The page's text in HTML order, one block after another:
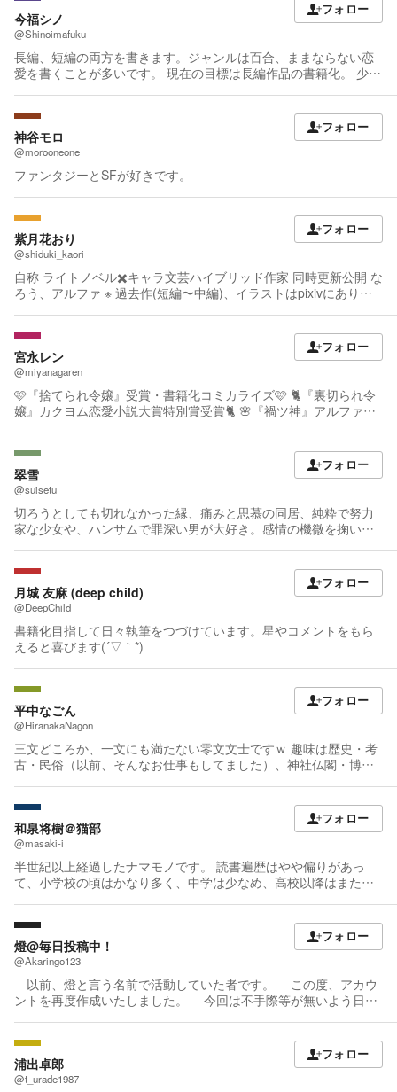
今福シノ
@Shinoimafuku
長編、短編の両方を書きます。ジャンルは百合、ままならない恋
愛を書くことが多いです。 現在の目標は長編作品の書籍化。 少し
るので、お気軽にフォローなど、よろしくお願いします。 以下に
私が関わらせていただいた書籍等を掲載しております。リンクよ
りぜひお買い求めください！ 【好評発売中】5分で読書 通学路、
振り返るとそこにいる（短編収録）、月刊コミックフラッパー
2023年11月号（コミカライズ短編掲載） 5分で読書 振り返るとそ
こにいる https://kakuyomu.jp/publication/entry/2021080502 月刊
コミックフラッパー2023年11月号 https://comic-
flapper.com/magazine/flapper-11239.html サイトに掲載されてい
る文章の著作権は原則として《今福シノ》に帰属します。無断で
の複製・製造・使用を全面的に禁止します。 The copyright of all
text on this site belongs to 《今福シノ》. I wholly forbid the
reproduction and manufacturing, and use of my work without
permission. 本網站的所有圖片、文章的版權帰《今福シノ》所有、
未經許可禁止拷貝或使用和銷售. 이 웹 사이트에 게재의 사진, 일러
스트, 문장의 저작권자는 《今福シノ》에 귀속합니다. 무단전재·카
피·판매를 금지합니다.
フォロー
神谷モロ
@morooneone
ファンタジーとSFが好きです。
フォロー
紫月花おり
@shiduki_kaori
自称 ライトノベル✖️キャラ文芸ハイブリッド作家 同時更新公開 な
ろう、アルファ ※ 過去作(短編〜中編)、イラストはpixivにありま
フォロー
宮永レン
@miyanagaren
🩷『捨てられ令嬢』受賞・書籍化コミカライズ🩷 🐈『裏切られ令
嬢』カクヨム恋愛小説大賞特別賞受賞🐈 🌸『禍ツ神』アルファポ
ッピーエンド至上主義です❤️ ※本サイトに掲載している全ての作
品において、無断転載、AI学習を一切禁止します。 Unauthorized
reproduction and AI learning of all my works posted on this site is
strictly prohibited.
フォロー
翠雪
@suisetu
切ろうとしても切れなかった縁、痛みと思慕の同居、純粋で努力
家な少女や、ハンサムで罪深い男が大好き。感情の機微を掬いと
フォロー
月城 友麻 (deep child)
@DeepChild
書籍化目指して日々執筆をつづけています。星やコメントをもら
えると喜びます(´▽｀*)
フォロー
平中なごん
@HiranakaNagon
三文どころか、一文にも満たない零文文士ですｗ 趣味は歴史・考
古・民俗（以前、そんなお仕事もしてました）、神社仏閣・博物
なって仕方ありませんｗ ファンタジ、ホラー、ミステリ～コメデ
ィ、ラブコメ、時代劇まで、オールラウンドでいろいろ書いてお
ります。 長編も書きますが（てか、続きが書きたい…）、とある
コンテストに追われて現在、短編がものすごいスピードで増殖し
ておりますｗ 読者様に評判良かったものを随時、ご紹介していけ
ればと。 ※カクヨムにUPしている拙著の紹介を兼ねた朗読（たま
に創作料理レシピ回も…）なVtuber チャンネルはじめました📖📺
「なごんちゃんねる」 https://m.youtube.com/watch?
v=6KPYxDZ9zHY よろしければご覧ください。 チャンネル登録も
よろしくお願いいたします🙇‍♂️
フォロー
和泉将樹＠猫部
@masaki-i
半世紀以上経過したナマモノです。 読書遍歴はやや偏りがあっ
て、小学校の頃はかなり多く、中学は少なめ、高校以降はまた増
す。 『お隣の天使様』と『ファイアーエムブレム 聖戦の系譜』が
多いです。 https://www.pixiv.net/users/1725551 ユーザ＆作品フォ
ローいただいた場合、プロフィールが記載されていればたいてい
フォロバします。 誤字脱字報告は見つかったら身もだえますが大
歓迎です！ なお、AIの利用はしていたとしても取材、調査、誤字
脱字誤変換のチェックを含めた校正に限定されます。 プロットな
どに使うこともありません。
フォロー
燈@毎日投稿中！
@Akaringo123
以前、燈と言う名前で活動していた者です。 この度、アカウ
ントを再度作成いたしました。 今回は不手際等が無いよう日々
フォロー
浦出卓郎
@t_urade1987
フォロー